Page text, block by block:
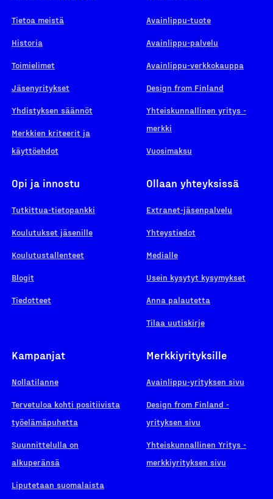
Tietoa meistä
Historia
Toimielimet
Jäsenyritykset
Yhdistyksen säännöt
Merkkien kriteerit ja
käyttöehdot
Avainlippu-tuote
Avainlippu-palvelu
Avainlippu-verkkokauppa
Design from Finland
Yhteiskunnallinen yritys -
merkki
Vuosimaksu
Opi ja innostu
Tutkittua-tietopankki
Koulutukset jäsenille
Koulutustallenteet
Blogit
Tiedotteet
Ollaan yhteyksissä
Extranet-jäsenpalvelu
Yhteystiedot
Medialle
Usein kysytyt kysymykset
Anna palautetta
Tilaa uutiskirje
Kampanjat
Nollatilanne
Tervetuloa kohti positiivista
työelämäpuhetta
Suunnittelulla on
alkuperänsä
Liputetaan suomalaista
Merkkiyrityksille
Avainlippu-yrityksen sivu
Design from Finland -
yrityksen sivu
Yhteiskunnallinen Yritys -
merkkiyrityksen sivu